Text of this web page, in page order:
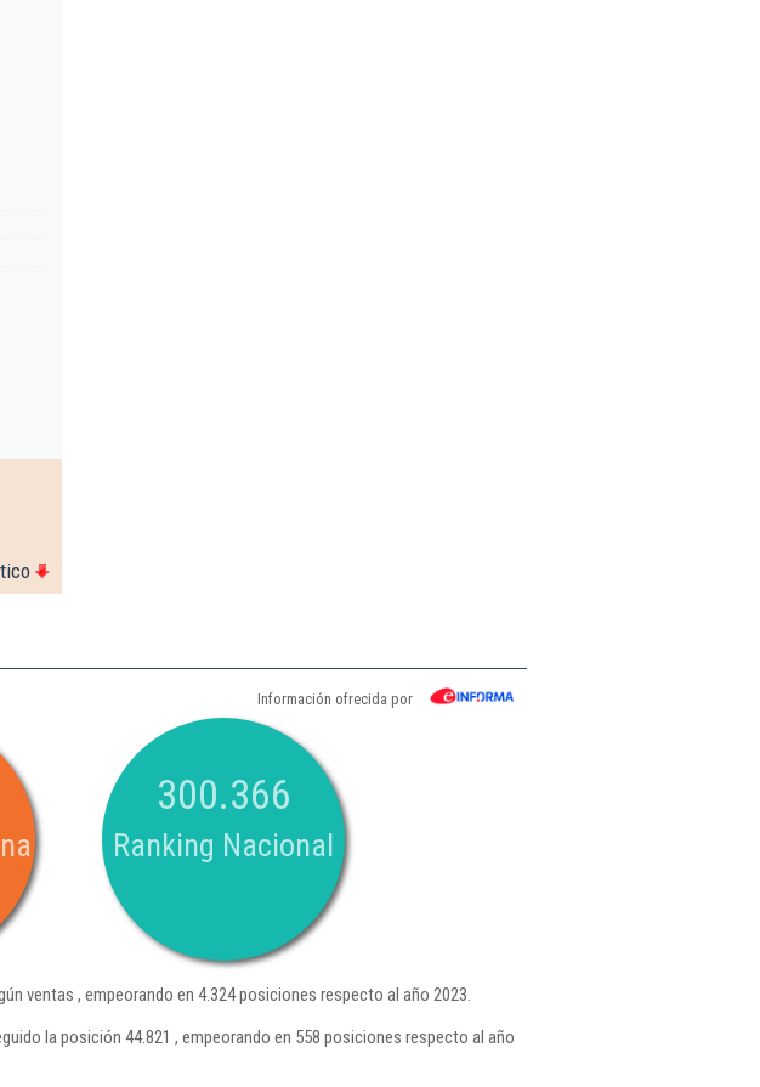
Información ofrecida por
300.366
Ranking Nacional
ventas , empeorando en 4.324 posiciones respecto al año 2023.
la posición 44.821 , empeorando en 558 posiciones respecto al año